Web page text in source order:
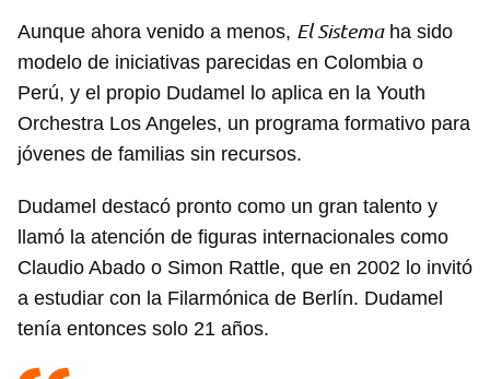
Aunque ahora venido a menos, El Sistemaha sido
modelo de iniciativas parecidas en Colombia o
Perú, y el propio Dudamel lo aplica en la Youth
Orchestra Los Angeles, un programa formativo para
jóvenes de familias sin recursos.
Dudamel destacó pronto como un gran talento y
llamó la atención de figuras internacionales como
Claudio Abado o Simon Rattle, que en 2002 lo invitó
a estudiar con la Filarmónica de Berlín. Dudamel
tenía entonces solo 21 años.